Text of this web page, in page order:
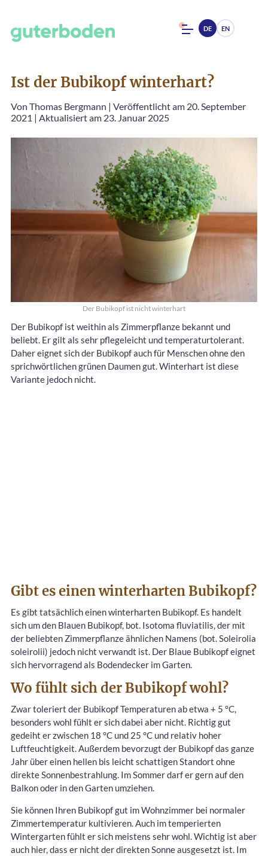
DE EN
Ist der Bubikopf winterhart?
Von Thomas Bergmann | Veröffentlicht am 20. September
2021 | Aktualisiert am 23. Januar 2025
Der Bubikopf ist nicht winterhart
Der Bubikopf ist weithin als Zimmerpflanze bekannt und
beliebt. Er gilt als sehr pflegeleicht und temperaturtolerant.
Daher eignet sich der Bubikopf auch für Menschen ohne den
sprichwörtlichen grünen Daumen gut. Winterhart ist diese
Variante jedoch nicht.
Gibt es einen winterharten Bubikopf?
Es gibt tatsächlich einen winterharten Bubikopf. Es handelt
sich um den Blauen Bubikopf, bot. Isotoma fluviatilis, der mit
der beliebten Zimmerpflanze ähnlichen Namens (bot. Soleirolia
soleirolii) jedoch nicht verwandt ist. Der Blaue Bubikopf eignet
sich hervorragend als Bodendecker im Garten.
Wo fühlt sich der Bubikopf wohl?
Zwar toleriert der Bubikopf Temperaturen ab etwa + 5 °C,
besonders wohl fühlt er sich dabei aber nicht. Richtig gut
gedeiht er zwischen 18 °C und 25 °C und relativ hoher
Luftfeuchtigkeit. Außerdem bevorzugt der Bubikopf das ganze
Jahr über einen hellen bis leicht schattigen Standort ohne
direkte Sonnenbestrahlung. Im Sommer darf er gern auf den
Balkon oder in den Garten umziehen.
Sie können Ihren Bubikopf gut im Wohnzimmer bei normaler
Zimmertemperatur kultivieren. Auch im temperierten
Wintergarten fühlt er sich meistens sehr wohl. Wichtig ist aber
auch hier, dass er nicht der direkten Sonne ausgesetzt ist. Im